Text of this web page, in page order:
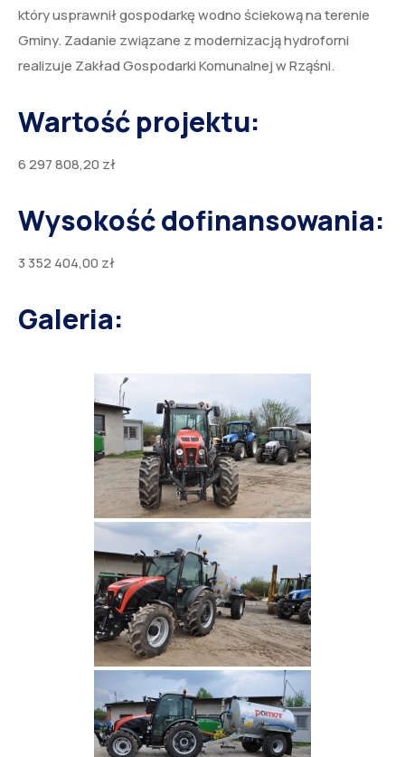
który usprawnił gospodarkę wodno ściekową na terenie
Gminy. Zadanie związane z modernizacją hydroforni
realizuje Zakład Gospodarki Komunalnej w Rząśni.
Wartość projektu:
6 297 808,20 zł
Wysokość dofinansowania:
3 352 404,00 zł
Galeria: